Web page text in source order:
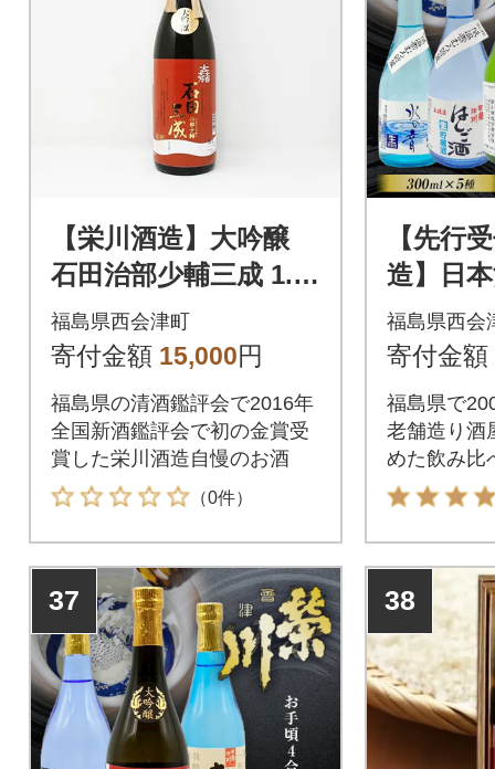
【栄川酒造】大吟醸
石田治部少輔三成 1.8
リットル F4D-0089
福島県西会津町
寄付金額 15,000円
福島県の清酒鑑評会で2016年
全国新酒鑑評会で初の金賞受
賞した栄川酒造自慢のお酒
（0件）
【先行
造】日
ット
0085
福島県西会
寄付金額
福島県で
老舗造り酒
めた飲み比
気に入りの
と間違いな
37 38